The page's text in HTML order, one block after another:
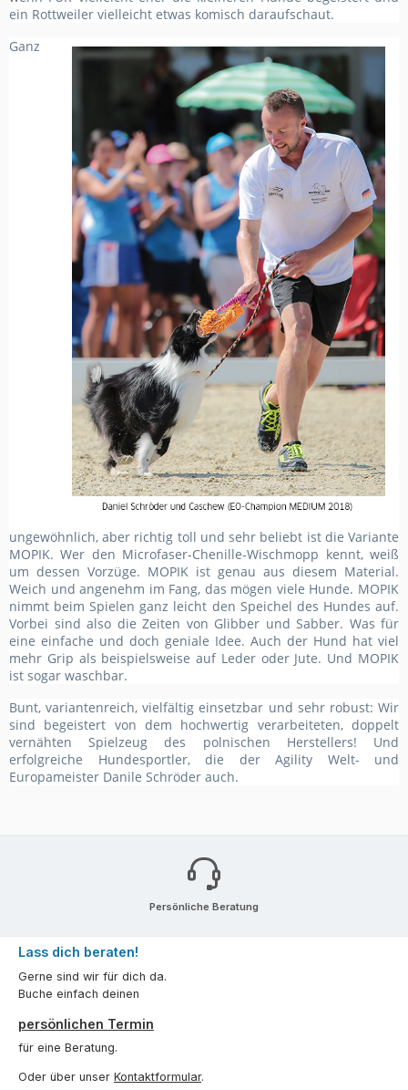
ein Rottweiler vielleicht etwas komisch daraufschaut.
Ganz
ungewöhnlich, aber richtig toll und sehr beliebt ist die Variante
MOPIK. Wer den Microfaser-Chenille-Wischmopp kennt, weiß
um dessen Vorzüge. MOPIK ist genau aus diesem Material.
Weich und angenehm im Fang, das mögen viele Hunde. MOPIK
nimmt beim Spielen ganz leicht den Speichel des Hundes auf.
Vorbei sind also die Zeiten von Glibber und Sabber. Was für
eine einfache und doch geniale Idee. Auch der Hund hat viel
mehr Grip als beispielsweise auf Leder oder Jute. Und MOPIK
ist sogar waschbar.
Bunt, variantenreich, vielfältig einsetzbar und sehr robust: Wir
sind begeistert von dem hochwertig verarbeiteten, doppelt
vernähten Spielzeug des polnischen Herstellers! Und
erfolgreiche Hundesportler, die der Agility Welt- und
Europameister Danile Schröder auch.
Persönliche Beratung
Lass dich beraten!
Gerne sind wir für dich da.
Buche einfach deinen
persönlichen Termin
für eine Beratung.
Oder über unser Kontaktformular.